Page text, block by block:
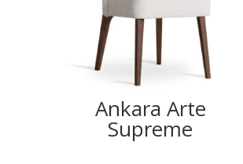
Ankara Arte
Supreme